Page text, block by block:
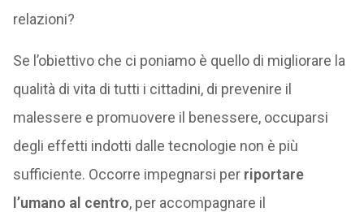
relazioni?
Se l’obiettivo che ci poniamo è quello di migliorare la
qualità di vita di tutti i cittadini, di prevenire il
malessere e promuovere il benessere, occuparsi
degli effetti indotti dalle tecnologie non è più
sufficiente. Occorre impegnarsi per riportare
l’umano al centro, per accompagnare il